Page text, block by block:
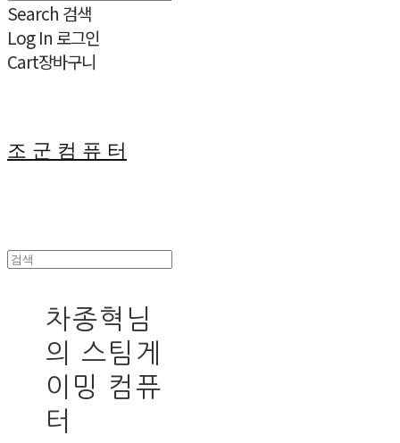
Search 검색
Log In 로그인
Cart장바구니
조 군 컴 퓨 터
차종혁님
의 스팀게
이밍 컴퓨
터